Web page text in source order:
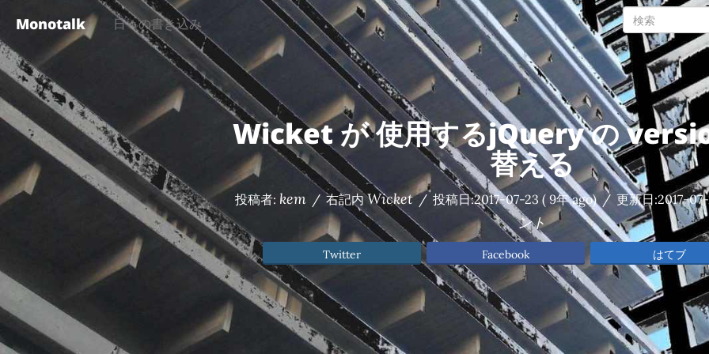
Monotalk 日々の書き込み
Wicket が 使用するjQuery の
替える
投稿者: kem / 右記内Wicket / 投稿日:2017-07-23 ( 9年 ago) / 更新日:2017-
ント
Twitter Facebook はてブ